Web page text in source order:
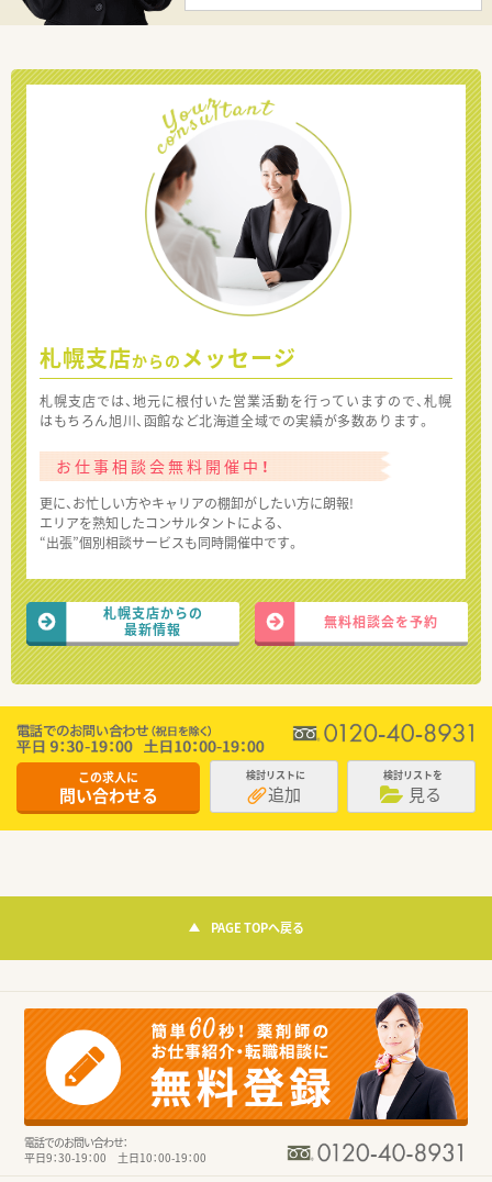
札幌支店からの メッセージ
札幌支店では、地元に根付いた営業活動を行っていますので、札幌
はもちろん旭川、函館など北海道全域での実績が多数あります。
お仕事相談会無料開催中！
更に、お忙しい方やキャリアの棚卸がしたい方に朗報!
エリアを熟知したコンサルタントによる、
“出張”個別相談サービスも同時開催中です。
札幌支店からの
最新情報
無料相談会を予約
この求人に
問い合わせる
検討リストに
追加
検討リストを
見る
PAGE TOPへ戻る
電話でのお問い合わせ：
平日9：30-19：00 土日10：00-19：00